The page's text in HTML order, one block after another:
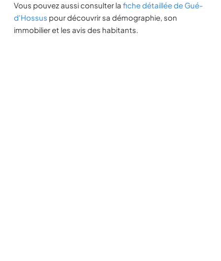
Vous pouvez aussi consulter la fiche détaillée de Gué-
d'Hossus pour découvrir sa démographie, son
immobilier et les avis des habitants.